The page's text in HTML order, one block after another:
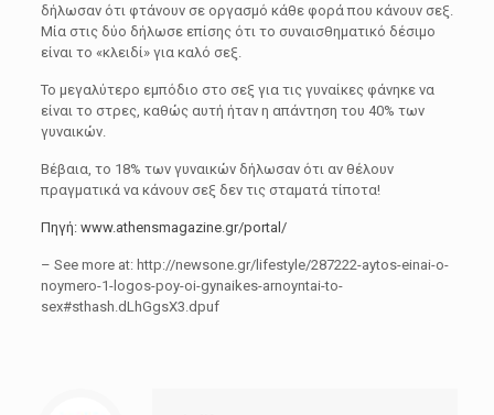
δήλωσαν ότι φτάνουν σε οργασμό κάθε φορά που κάνουν σεξ.
Μία στις δύο δήλωσε επίσης ότι το συναισθηματικό δέσιμο
είναι το «κλειδί» για καλό σεξ.
Το μεγαλύτερο εμπόδιο στο σεξ για τις γυναίκες φάνηκε να
είναι το στρες, καθώς αυτή ήταν η απάντηση του 40% των
γυναικών.
Βέβαια, το 18% των γυναικών δήλωσαν ότι αν θέλουν
πραγματικά να κάνουν σεξ δεν τις σταματά τίποτα!
Πηγή: www.athensmagazine.gr/portal/
– See more at: http://newsone.gr/lifestyle/287222-aytos-einai-o-
noymero-1-logos-poy-oi-gynaikes-arnoyntai-to-
sex#sthash.dLhGgsX3.dpuf